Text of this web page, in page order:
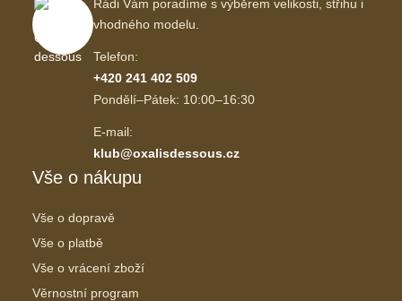
Rádi Vám poradíme s výběrem velikosti, střihu i
vhodného modelu.
Telefon:
+420 241 402 509
Pondělí–Pátek: 10:00–16:30
E-mail:
klub@oxalisdessous.cz
Vše o nákupu
Vše o dopravě
Vše o platbě
Vše o vrácení zboží
Věrnostní program